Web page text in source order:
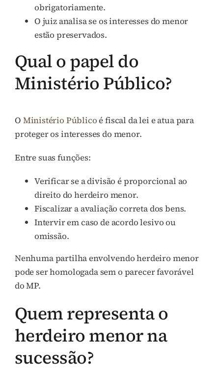
obrigatoriamente.
O juiz analisa se os interesses do menor
estão preservados.
Qual o papel do
Ministério Público?
O Ministério Públicoé fiscal da lei e atua para
proteger os interesses do menor.
Entre suas funções:
Verificar se a divisão é proporcional ao
direito do herdeiro menor.
Fiscalizar a avaliação correta dos bens.
Intervir em caso de acordo lesivo ou
omissão.
Nenhuma partilha envolvendo herdeiro menor
pode ser homologada sem o parecer favorável
do MP.
Quem representa o
herdeiro menor na
sucessão?